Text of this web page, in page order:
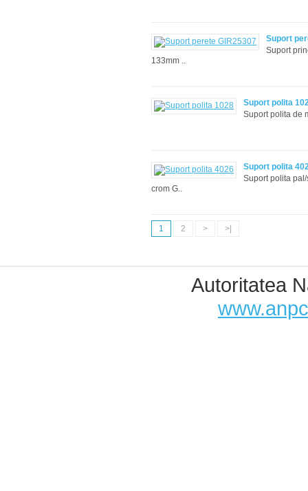
Suport
Suport
133mm ..
Suport polita
Suport polita de
Suport polita
Suport polita
crom G..
1 2 > >|
Autoritatea